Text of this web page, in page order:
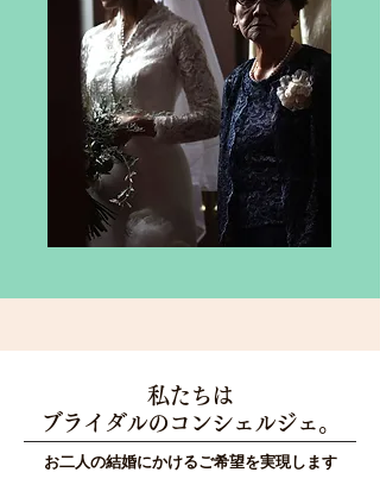
私たちは
ブライダルのコンシェルジェ。
お二人の結婚にかけるご希望を実現します